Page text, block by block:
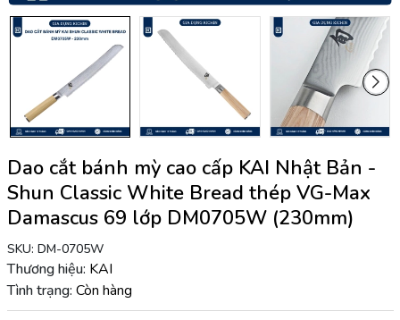
Dao cắt bánh mỳ cao cấp KAI Nhật Bản -
Shun Classic White Bread thép VG-Max
Damascus 69 lớp DM0705W (230mm)
SKU: DM-0705W
Thương hiệu: KAI
Tình trạng: Còn hàng